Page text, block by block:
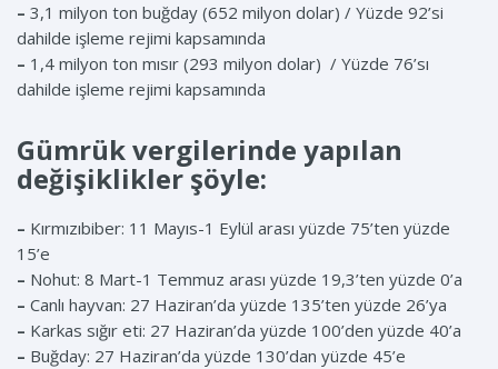
– 3,1 milyon ton buğday (652 milyon dolar) / Yüzde 92’si
dahilde işleme rejimi kapsamında
– 1,4 milyon ton mısır (293 milyon dolar) / Yüzde 76’sı
dahilde işleme rejimi kapsamında
Gümrük vergilerinde yapılan
değişiklikler şöyle:
– Kırmızıbiber: 11 Mayıs-1 Eylül arası yüzde 75’ten yüzde
15’e
– Nohut: 8 Mart-1 Temmuz arası yüzde 19,3’ten yüzde 0’a
– Canlı hayvan: 27 Haziran’da yüzde 135’ten yüzde 26’ya
– Karkas sığır eti: 27 Haziran’da yüzde 100’den yüzde 40’a
– Buğday: 27 Haziran’da yüzde 130’dan yüzde 45’e